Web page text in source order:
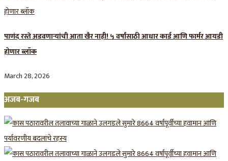
पाणंद रस्ते अडवणाऱ्यांची आता खैर नाही! ५ वर्षांसाठी आधार कार्ड आणि फार्मर आयडी
होणार ब्लॉक
March 28, 2026
अजब-गजब